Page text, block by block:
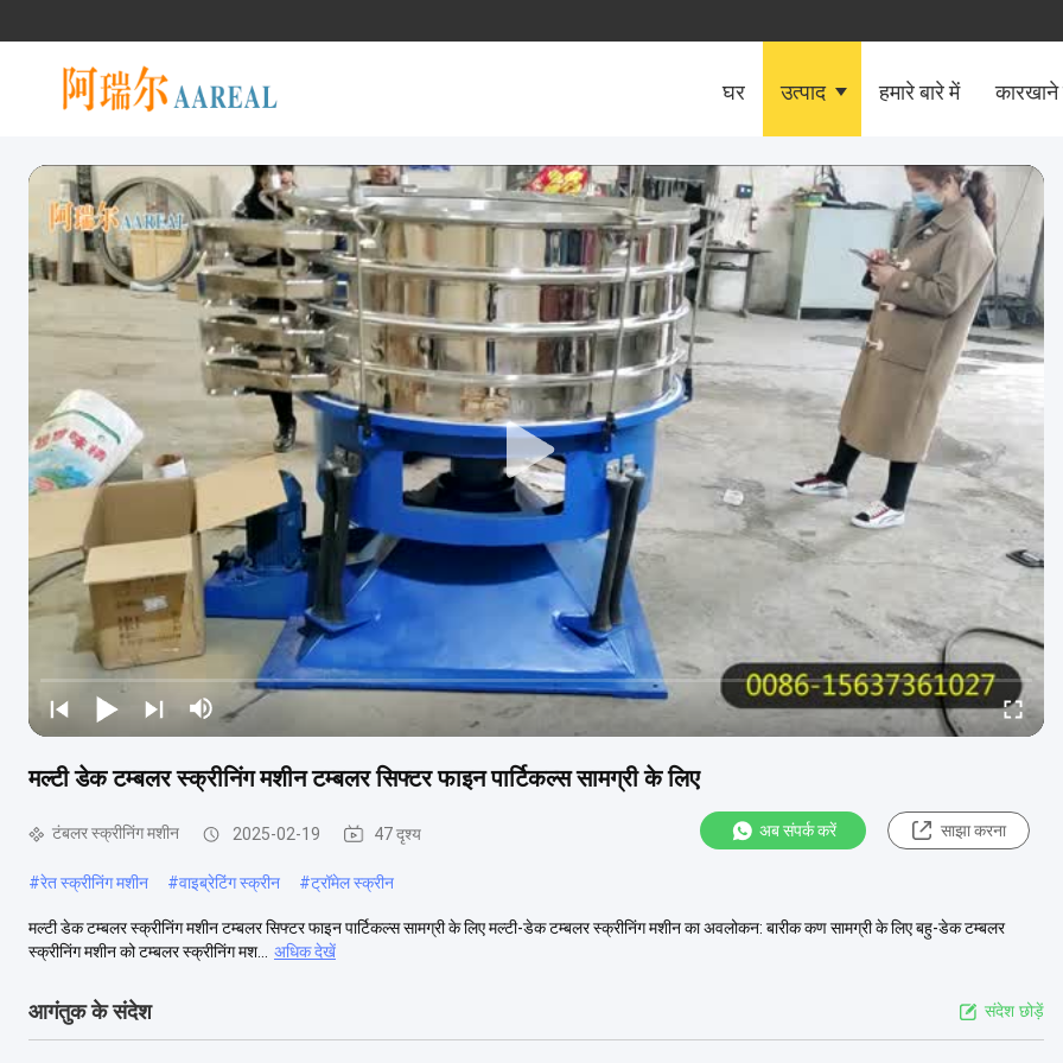
घर उत्पाद हमारे बारे में कारखाने
मल्टी डेक टम्बलर स्क्रीनिंग मशीन टम्बलर सिफ्टर फाइन पार्टिकल्स सामग्री के लिए
टंबलर स्क्रीनिंग मशीन 2025-02-19 47 दृश्य अब संपर्क करें साझा करना
#रेत स्क्रीनिंग मशीन #वाइब्रेटिंग स्क्रीन #ट्रॉमेल स्क्रीन
मल्टी डेक टम्बलर स्क्रीनिंग मशीन टम्बलर सिफ्टर फाइन पार्टिकल्स सामग्री के लिए मल्टी-डेक टम्बलर स्क्रीनिंग मशीन का अवलोकन: बारीक कण सामग्री के लिए बहु-डेक टम्बलर
स्क्रीनिंग मशीन को टम्बलर स्क्रीनिंग मश...
अधिक देखें
आगंतुक के संदेश संदेश छोड़ें